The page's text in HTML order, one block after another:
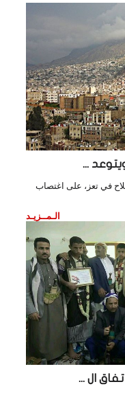
...
في تعز، على اغتصاب
الـمــزيـد
ال ...